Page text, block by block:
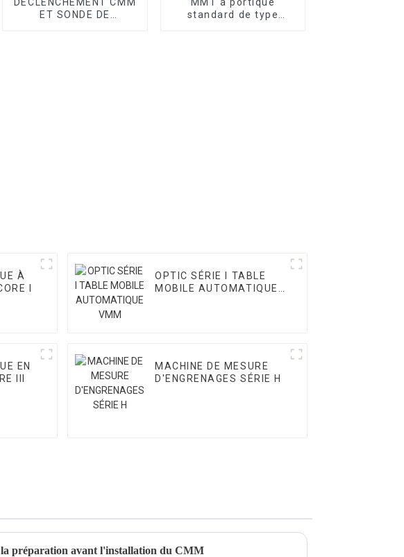
ET SONDE DE
standard de type
À
I
OPTIC SÉRIE I TABLE
MOBILE AUTOMATIQUE
EN
III
MACHINE DE MESURE
D'ENGRENAGES SÉRIE H
la préparation avant l'installation du CMM